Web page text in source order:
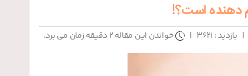
است؟!
| بازدید : 3621 | خواندن این مقاله 2 دقیقه زمان می برد.